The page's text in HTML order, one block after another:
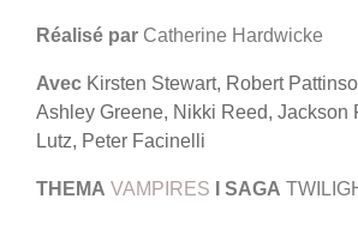
Réalisé par Catherine Hardwicke
Avec Kirsten Stewart, Robert
Ashley Greene, Nikki Reed, Jackson
Lutz, Peter Facinelli
THEMA VAMPIRES SAGA